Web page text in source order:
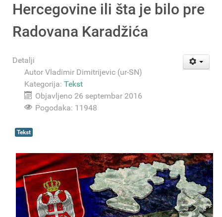
Hercegovine ili šta je bilo pre
Radovana Karadžića
Detalji
Autor Vladimir Dimitrijevic (ur-SN)
Kategorija: Tekst
Objavljeno 26 septembar 2016
Pogodaka: 11948
Tekst